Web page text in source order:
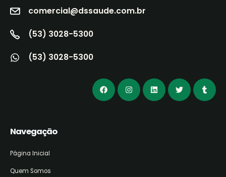
comercial@dssaude.com.br
(53) 3028-5300
(53) 3028-5300
Navegação
Página Inicial
Quem Somos